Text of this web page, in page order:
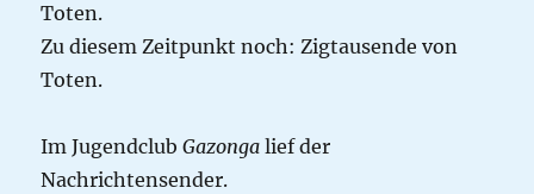
Toten.
Zu diesem Zeitpunkt noch: Zigtausende von
Toten.
Im JugendclubGazonga lief der
Nachrichtensender.